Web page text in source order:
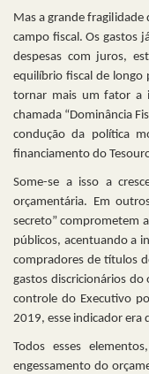
Mas a grande fragilidade
campo fiscal. Os gastos
despesas com juros,
equilíbrio fiscal de longo
tornar mais um fator a
chamada “Dominância
condução da política
financiamento do
Some-se a isso a
orçamentária. Em
secreto” comprometem
públicos, acentuando a
compradores de títulos
gastos discricionários
controle do Executivo
2019, esse indicador era
Todos esses
engessamento do